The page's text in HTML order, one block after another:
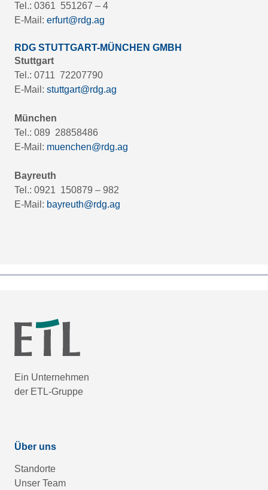
Tel.: 0361 551267 – 4
E-Mail: erfurt@rdg.ag
RDG STUTTGART-MÜNCHEN GMBH
Stuttgart
Tel.: 0711 72207790
E-Mail: stuttgart@rdg.ag
München
Tel.: 089 28858486
E-Mail: muenchen@rdg.ag
Bayreuth
Tel.: 0921 150879 – 982
E-Mail: bayreuth@rdg.ag
Ein Unternehmen
der ETL-Gruppe
Über uns
Standorte
Unser Team